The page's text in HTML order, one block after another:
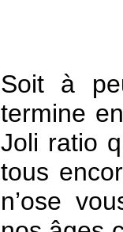
Soit à
termine
Joli ratio
tous
n’ose